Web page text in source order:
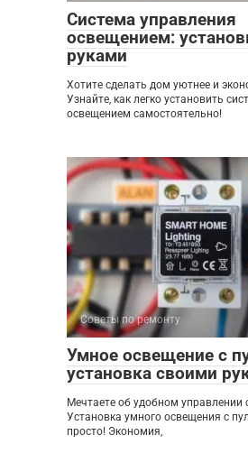
Система управления
освещением:
руками
Хотите сделать дом уютнее и
Узнайте, как легко установить
освещением самостоятельно!
Советы по ремонту
Умное освещение с
установка своими
Мечтаете об удобном управлении
Установка умного освещения с
просто! Экономия,